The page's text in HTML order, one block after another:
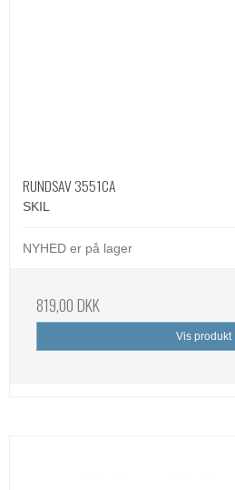
RUNDSAV 3551CA
SKIL
NYHED er på lager
819,00 DKK
Vis produkt